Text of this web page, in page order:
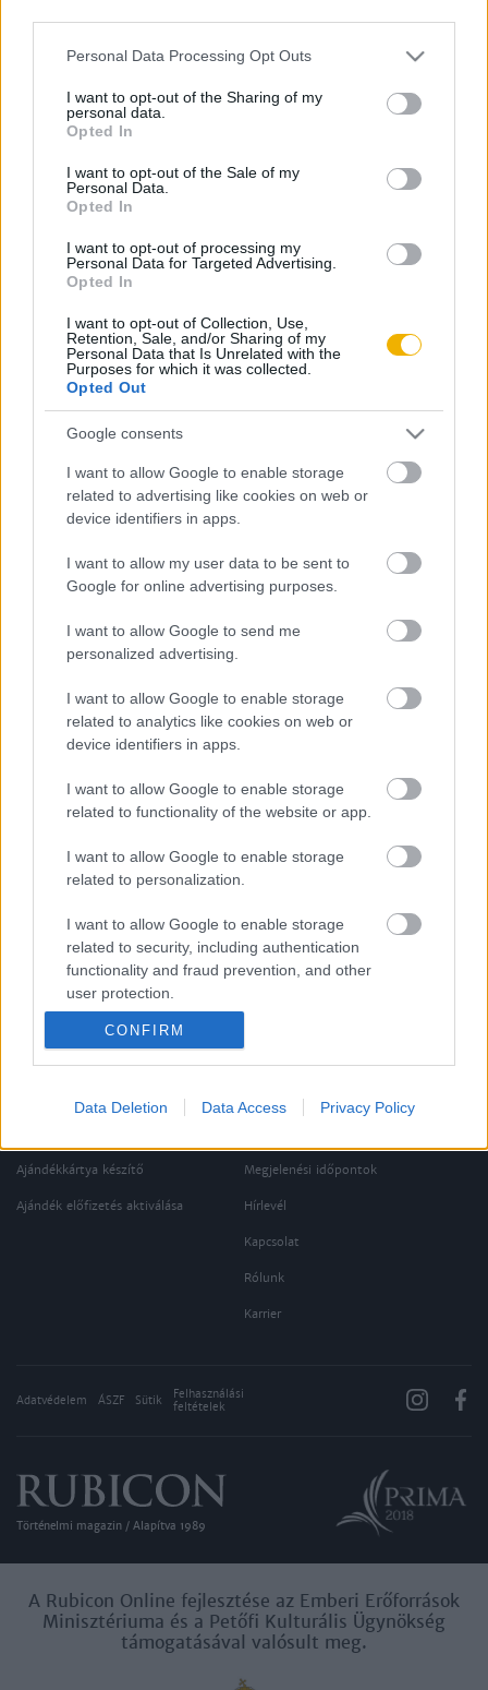
Please note that this website/app uses one or more Google
not limited to your visit or usage behaviour. You may click to
grant or deny consent to Google and its third-party tags to
use your data for below specified purposes in below Google
consent section.
Personal Data Processing Opt Outs
I want to opt-out of the Sharing of my
personal data.
Opted In
I want to opt-out of the Sale of my
Personal Data.
Opted In
I want to opt-out of processing my
Personal Data for Targeted Advertising.
Opted In
I want to opt-out of Collection, Use,
Retention, Sale, and/or Sharing of my
Personal Data that Is Unrelated with the
Purposes for which it was collected.
Opted Out
Google consents
I want to allow Google to enable storage
related to advertising like cookies on web or
device identifiers in apps.
I want to allow my user data to be sent to
Google for online advertising purposes.
I want to allow Google to send me
personalized advertising.
I want to allow Google to enable storage
related to analytics like cookies on web or
device identifiers in apps.
I want to allow Google to enable storage
related to functionality of the website or app.
I want to allow Google to enable storage
related to personalization.
I want to allow Google to enable storage
related to security, including authentication
functionality and fraud prevention, and other
user protection.
CONFIRM
Data Deletion Data Access Privacy Policy
Varga J. János
Labanc magyarok
Mészáros Kálmán
Hazafiak és árulók?
Klaniczay Gábor
Szubkultúra, ellenkultúra, underground
Szőnyei Tamás
Megátkozott ember. Radics Béla
Hahner Péter
Szolzsenyicin
VISSZA AZ OLDAL TETEJÉRE
Rubicon Bolt
Rubicon Mesterkurzus
Rubicon Próba
Rubicon Intézet
Korszakok
Tananyagok
Aktuális lapszám
Ajándékkártya készítő
Ajándék előfizetés aktiválása
Megjelenési időpontok
Hírlevél
Kapcsolat
Rólunk
Karrier
Adatvédelem ÁSZF Sütik
Felhasználási
feltételek
Történelmi magazin / Alapítva 1989
A Rubicon Online fejlesztése az Emberi Erőforrások
Minisztériuma és a Petőfi Kulturális Ügynökség
támogatásával valósult meg.